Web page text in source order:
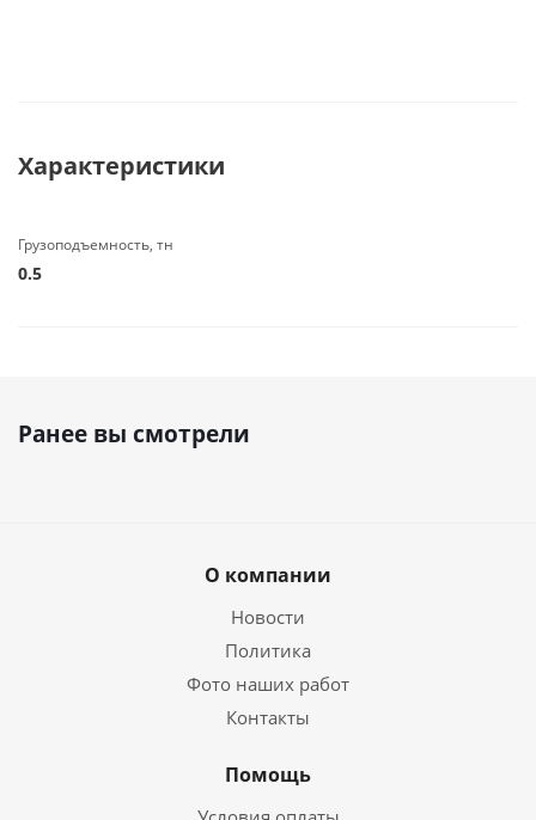
Характеристики
Грузоподъемность, тн
0.5
Ранее вы смотрели
О компании
Новости
Политика
Фото наших работ
Контакты
Помощь